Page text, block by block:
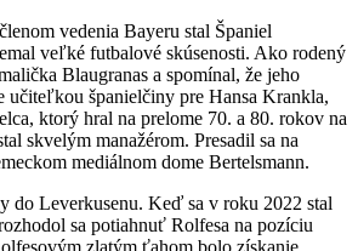
vedenia Bayeru stal Španiel
veľké futbalové skúsenosti. Ako rodený
Blaugranas a spomínal, že jeho
učiteľkou španielčiny pre Hansa Krankla,
ktorý hral na prelome 70. a 80. rokov na
skvelým manažérom. Presadil sa na
mediálnom dome Bertelsmann.
do Leverkusenu. Keď sa v roku 2022 stal
sa potiahnuť Rolfesa na pozíciu
zlatým ťahom bolo získanie